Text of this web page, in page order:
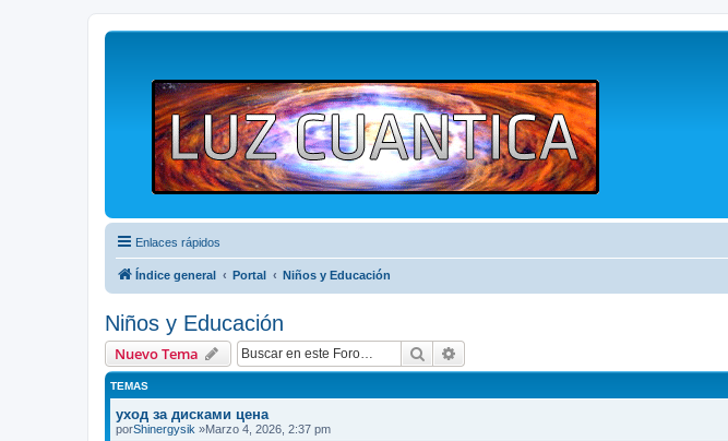
Enlaces rápidos
Índice general Portal Niños y Educación
Niños y Educación
Nuevo Tema Buscar
TEMAS
уход за дисками цена
porShinergysik »Marzo 4, 2026, 2:37 pm